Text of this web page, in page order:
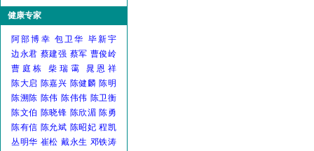
健康专家
阿部博幸 包卫华 毕新宇
边永君 蔡建强 蔡军 曹俊岭
曹庭栋
柴瑞霭
晁恩祥
陈大启 陈嘉兴 陈健麟 陈明
陈溯陈 陈伟 陈伟伟 陈卫衡
陈文伯 陈晓锋 陈欣湄 陈勇
陈有信 陈允斌 陈昭妃 程凯
丛明华 崔松 戴永生 邓铁涛